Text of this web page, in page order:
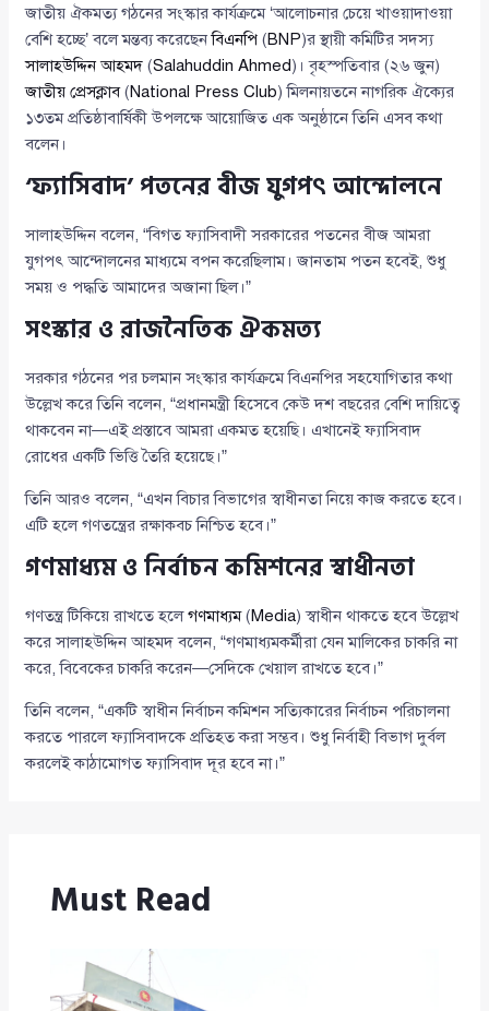
জাতীয় ঐকমত্য গঠনের সংস্কার কার্যক্রমে ‘আলোচনার চেয়ে খাওয়াদাওয়া
বেশি হচ্ছে’ বলে মন্তব্য করেছেনবিএনপি (BNP)র স্থায়ী কমিটির সদস্য
সালাহউদ্দিন আহমদ (Salahuddin Ahmed)। বৃহস্পতিবার (২৬ জুন)
জাতীয় প্রেসক্লাব(National Press Club) মিলনায়তনে নাগরিক ঐক্যের
১৩তম প্রতিষ্ঠাবার্ষিকী উপলক্ষে আয়োজিত এক অনুষ্ঠানে তিনি এসব কথা
বলেন।
‘ফ্যাসিবাদ’ পতনের বীজ যুগপৎ আন্দোলনে
সালাহউদ্দিন বলেন, “বিগত ফ্যাসিবাদী সরকারের পতনের বীজ আমরা
যুগপৎ আন্দোলনের মাধ্যমে বপন করেছিলাম। জানতাম পতন হবেই, শুধু
সময় ও পদ্ধতি আমাদের অজানা ছিল।”
সংস্কার ও রাজনৈতিক ঐকমত্য
সরকার গঠনের পর চলমান সংস্কার কার্যক্রমে বিএনপির সহযোগিতার কথা
উল্লেখ করে তিনি বলেন, “প্রধানমন্ত্রী হিসেবে কেউ দশ বছরের বেশি দায়িত্বে
থাকবেন না—এই প্রস্তাবে আমরা একমত হয়েছি। এখানেই ফ্যাসিবাদ
রোধের একটি ভিত্তি তৈরি হয়েছে।”
তিনি আরও বলেন, “এখন বিচার বিভাগের স্বাধীনতা নিয়ে কাজ করতে হবে।
এটি হলে গণতন্ত্রের রক্ষাকবচ নিশ্চিত হবে।”
গণমাধ্যম ও নির্বাচন কমিশনের স্বাধীনতা
গণতন্ত্র টিকিয়ে রাখতে হলেগণমাধ্যম(Media) স্বাধীন থাকতে হবে উল্লেখ
করে সালাহউদ্দিন আহমদ বলেন, “গণমাধ্যমকর্মীরা যেন মালিকের চাকরি না
করে, বিবেকের চাকরি করেন—সেদিকে খেয়াল রাখতে হবে।”
তিনি বলেন, “একটি স্বাধীন নির্বাচন কমিশন সত্যিকারের নির্বাচন পরিচালনা
করতে পারলে ফ্যাসিবাদকে প্রতিহত করা সম্ভব। শুধু নির্বাহী বিভাগ দুর্বল
করলেই কাঠামোগত ফ্যাসিবাদ দূর হবে না।”
Must Read